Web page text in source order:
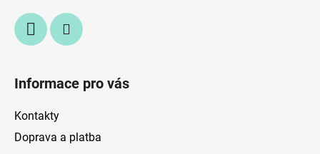
Informace pro vás
Kontakty
Doprava a platba